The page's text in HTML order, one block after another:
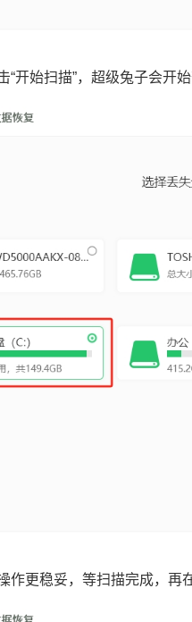
“开始扫描”，超级兔子会开
作更稳妥，等扫描完成，再